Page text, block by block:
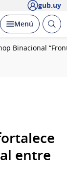
gub.uy
Desplegar
Menú Abrir
Binacional
entre